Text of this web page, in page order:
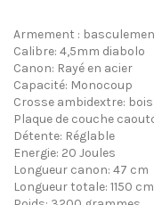
Armement :
Calibre: 4,5mm diabolo
Canon: Rayé en acier
Capacité: Monocoup
Crosse ambidextre:
Plaque de couche
Détente: Réglable
Energie: 20 Joules
Longueur canon: 47 cm
Longueur totale: 1150 cm